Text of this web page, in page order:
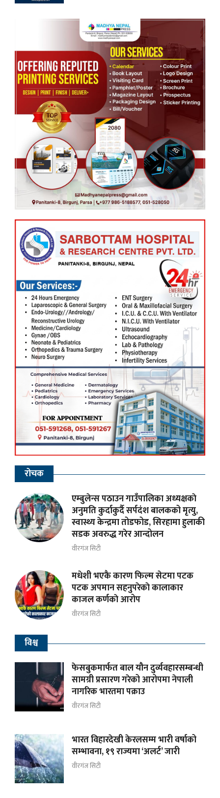
रोचक
एम्बुलेन्स पठाउन गाउँपालिका अध्यक्षकाे
अनुमति कुर्दाकुर्दै सर्पदंश बालकको मृत्यु,
स्वास्थ्य केन्द्रमा तोडफोड, सिरहामा हुलाकी
सडक अवरुद्ध गरेर आन्दोलन
वीरगंज सिटी
मधेशी भएकै कारण फिल्म सेटमा पटक
पटक अपमान सहनुपरेकाे कालाकार
काजल कर्णकाे आरोप
वीरगंज सिटी
विश्व
फेसबुकमार्फत बाल यौन दुर्व्यवहारसम्बन्धी
सामग्री प्रसारण गरेको आरोपमा नेपाली
नागरिक भारतमा पक्राउ
वीरगंज सिटी
भारत विहारदेखी केरलसम्म भारी वर्षाको
सम्भावना, १९ राज्यमा ‘अलर्ट’ जारी
वीरगंज सिटी